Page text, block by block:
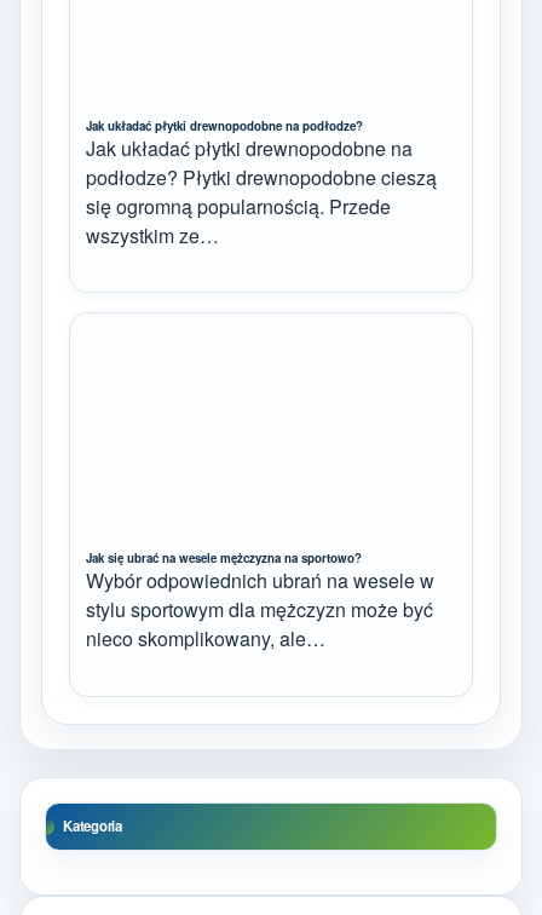
Jak układać płytki drewnopodobne na podłodze?
Jak układać płytki drewnopodobne na
podłodze? Płytki drewnopodobne cieszą
się ogromną popularnością. Przede
wszystkim ze…
Jak się ubrać na wesele mężczyzna na sportowo?
Wybór odpowiednich ubrań na wesele w
stylu sportowym dla mężczyzn może być
nieco skomplikowany, ale…
Kategoria